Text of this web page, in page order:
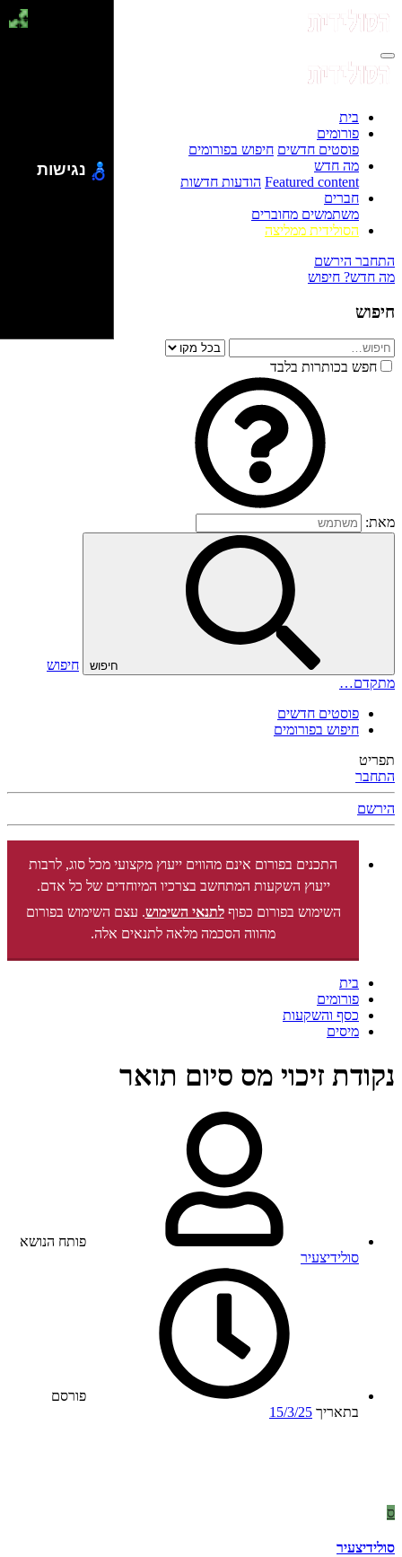
בית
פורומים
פוסטים חדשים חיפוש בפורומים
מה חדש
Featured content הודעות חדשות
חברים
משתמשים מחוברים
הסולידית ממליצה
התחבר הירשם
מה חדש? חיפוש
חיפוש
חפש בכותרות בלבד
מאת:
חיפוש
חיפוש
מתקדם…
פוסטים חדשים
חיפוש בפורומים
תפריט
התחבר
הירשם
התכנים בפורום אינם מהווים ייעוץ מקצועי מכל סוג, לרבות
ייעוץ השקעות המתחשב בצרכיו המיוחדים של כל אדם.
השימוש בפורום כפוףלתנאי השימוש. עצם השימוש בפורום
מהווה הסכמה מלאה לתנאים אלה.
בית
פורומים
כסף והשקעות
מיסים
נקודת זיכוי מס סיום תואר
פותח הנושא
סולידיצעיר
פורסם
בתאריך 15/3/25
ס
סולידיצעיר
נגישות